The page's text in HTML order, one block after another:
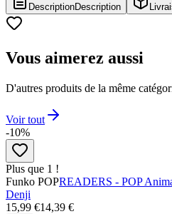
DescriptionDescription
Vous aimerez aussi
D'autres produits de la même
Voir tout
-10%
Plus que 1 !
Funko POPREADERS - POP
Denji
15,99 €14,39 €